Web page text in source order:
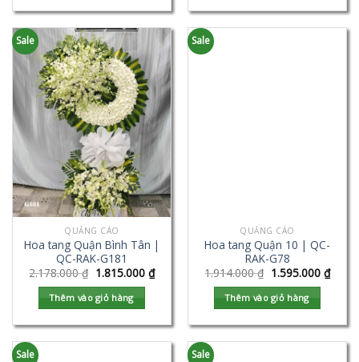
Sale
QUẢNG CÁO
Hoa tang Quận Bình Tân |
QC-RAK-G181
2.178.000₫ 1.815.000 ₫
Thêm vào giỏ hàng
Sale
QUẢNG CÁO
Hoa tang Quận 10 | QC-
RAK-G78
1.914.000₫ 1.595.000 ₫
Thêm vào giỏ hàng
Sale Sale